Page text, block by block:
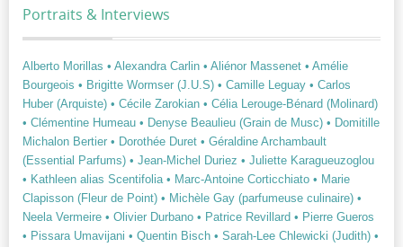
Portraits & Interviews
Alberto Morillas • Alexandra Carlin • Aliénor Massenet • Amélie
Bourgeois • Brigitte Wormser (J.U.S) • Camille Leguay • Carlos
Huber (Arquiste) • Cécile Zarokian • Célia Lerouge-Bénard (Molinard)
• Clémentine Humeau • Denyse Beaulieu (Grain de Musc) • Domitille
Michalon Bertier • Dorothée Duret • Géraldine Archambault
(Essential Parfums) • Jean-Michel Duriez • Juliette Karagueuzoglou
• Kathleen alias Scentifolia • Marc-Antoine Corticchiato • Marie
Clapisson (Fleur de Point) • Michèle Gay (parfumeuse culinaire) •
Neela Vermeire • Olivier Durbano • Patrice Revillard • Pierre Gueros
• Pissara Umavijani • Quentin Bisch • Sarah-Lee Chlewicki (Judith) •